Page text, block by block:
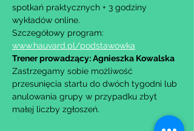
spotkań praktycznych + 3 godziny
wykładów online.
Szczegółowy program:
www.hauvard.pl/podstawowka
Trener prowadzący: Agnieszka Kowalska
Zastrzegamy sobie możliwość
przesunięcia startu do dwóch tygodni lub
anulowania grupy w przypadku zbyt
małej liczby zgłoszeń.